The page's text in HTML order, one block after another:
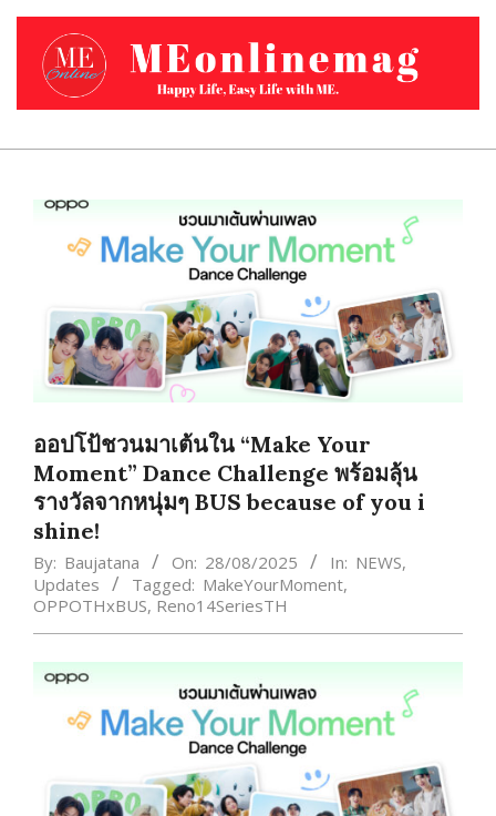
Skip
content
Primary
ออปโป้ชวนมาเต้นใน “Make Your
Moment” Dance Challenge พร้อมลุ้น
รางวัลจากหนุ่มๆ BUS because of you i
shine!
By: Baujatana On: 28/08/2025 In: NEWS,
Updates
Tagged: MakeYourMoment,
OPPOTHxBUS, Reno14SeriesTH